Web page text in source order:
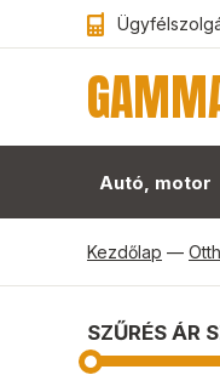
Autó, motor
Kezdőlap —
SZŰRÉS ÁR